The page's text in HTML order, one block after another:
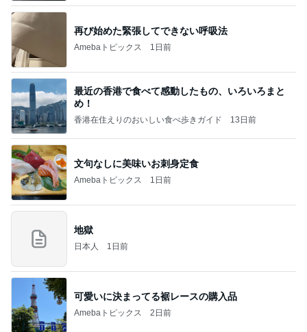
再び始めた緊張してできない呼吸法
Amebaトピックス 1日前
最近の香港で食べて感動したもの、いろいろまと
め！
香港在住えりのおいしい食べ歩きガイド 13日前
文句なしに美味いお刺身定食
Amebaトピックス 1日前
地獄
日本人 1日前
可愛いに決まってる裾レースの購入品
Amebaトピックス 2日前